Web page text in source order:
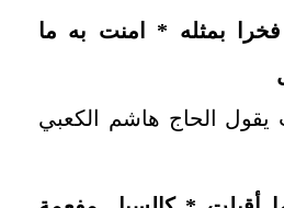
بمثله * امنت به ما
يقول الحاج هاشم الكعبي